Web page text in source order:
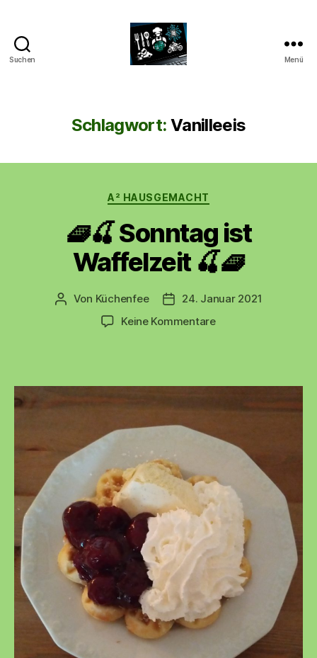
Suchen Menü
Schlagwort: Vanilleeis
Kategorien
A² HAUSGEMACHT
🧇🍒 Sonntag ist
Waffelzeit 🍒🧇
Beitragsautor
Von Küchenfee Beitragsdatum
24. Januar 2021
Keine Kommentarezu